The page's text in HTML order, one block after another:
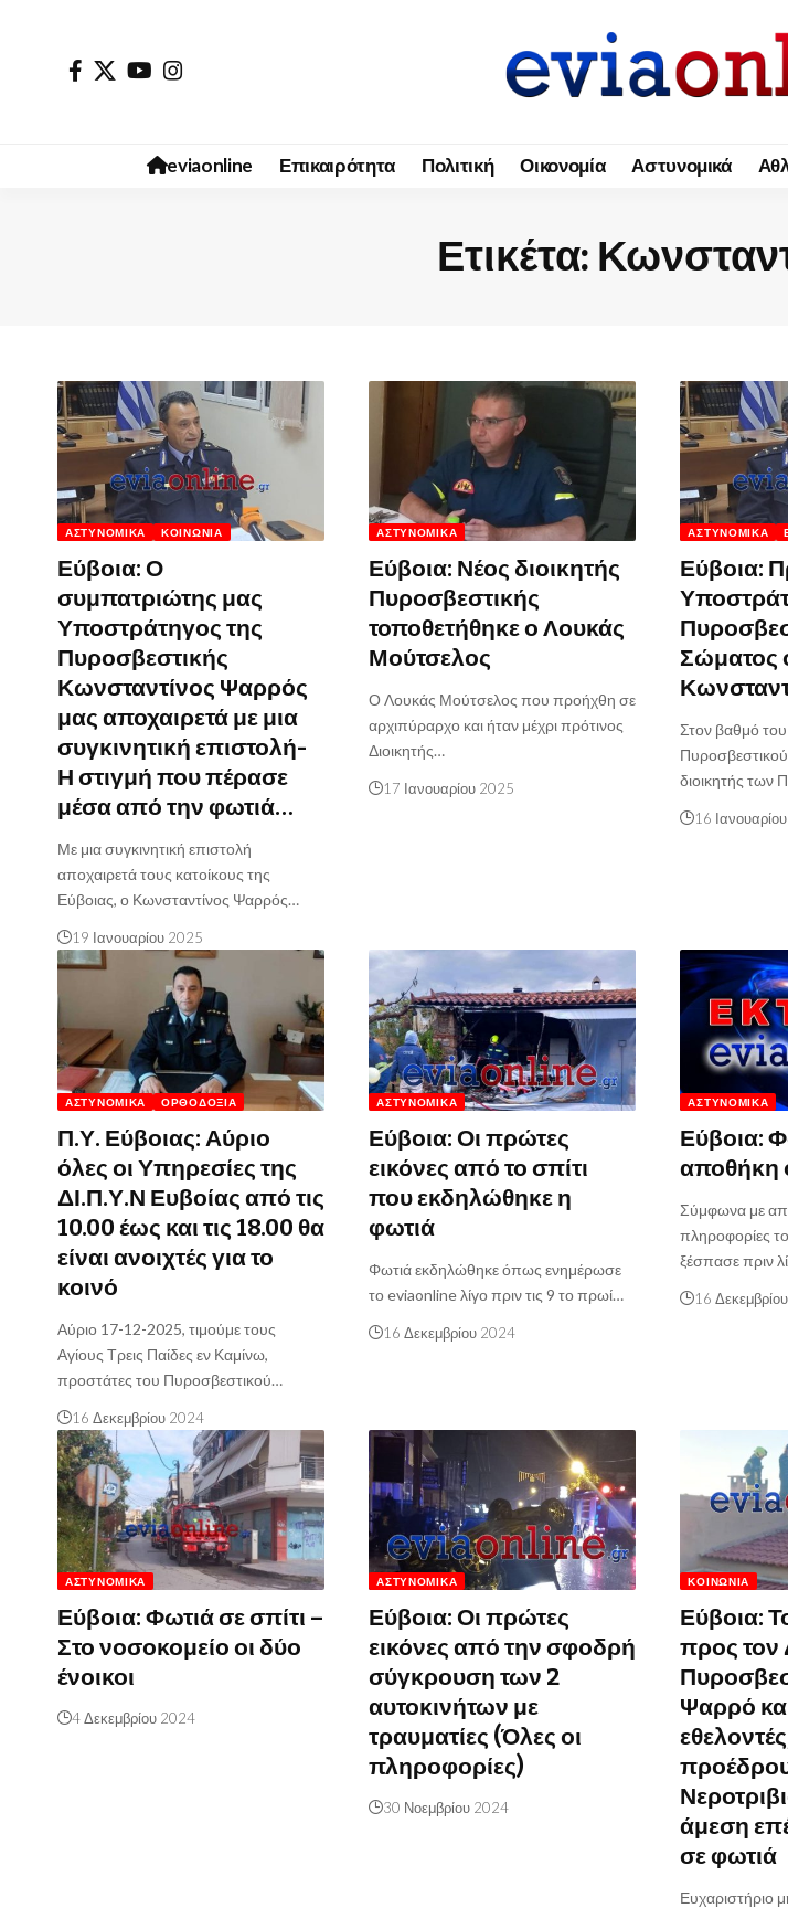
eviaonline Επικαιρότητα Πολιτική Οικονομία Αστυνομικά
Ετικέτα:
ΑΣΤΥΝΟΜΙΚΆ ΚΟΙΝΩΝΊΑ
Εύβοια: Ο
συμπατριώτης μας
Υποστράτηγος της
Πυροσβεστικής
Κωνσταντίνος Ψαρρός
μας αποχαιρετά με μια
συγκινητική επιστολή-
Η στιγμή που πέρασε
μέσα από την φωτιά…
Με μια συγκινητική επιστολή
αποχαιρετά τους κατοίκους της
Εύβοιας, ο Κωνσταντίνος Ψαρρός…
19 Ιανουαρίου 2025
ΑΣΤΥΝΟΜΙΚΆ
Εύβοια: Νέος διοικητής
Πυροσβεστικής
τοποθετήθηκε ο Λουκάς
Μούτσελος
Ο Λουκάς Μούτσελος που προήχθη σε
αρχιπύραρχο και ήταν μέχρι πρότινος
Διοικητής…
17 Ιανουαρίου 2025
ΑΣΤΥΝΟΜΙΚΆ
Εύβοια:
Σώματος
Στον βαθμό
διοικητής των
16
ΑΣΤΥΝΟΜΙΚΆ ΟΡΘΟΔΟΞΊΑ
Π.Υ. Εύβοιας: Αύριο
όλες οι Υπηρεσίες της
ΔΙ.Π.Υ.Ν Ευβοίας από τις
10.00 έως και τις 18.00 θα
είναι ανοιχτές για το
κοινό
Αύριο 17-12-2025, τιμούμε τους
Αγίους Τρεις Παίδες εν Καμίνω,
προστάτες του Πυροσβεστικού…
16 Δεκεμβρίου 2024
ΑΣΤΥΝΟΜΙΚΆ
Εύβοια: Οι πρώτες
εικόνες από το σπίτι
που εκδηλώθηκε η
φωτιά
Φωτιά εκδηλώθηκε όπως ενημέρωσε
το eviaonline λίγο πριν τις 9 το πρωί…
16 Δεκεμβρίου 2024
ΑΣΤΥΝΟΜΙΚΆ
Εύβοια:
αποθήκη
Σύμφωνα με
πληροφορίες
ξέσπασε πριν
16
ΑΣΤΥΝΟΜΙΚΆ
Εύβοια: Φωτιά σε σπίτι –
Στο νοσοκομείο οι δύο
ένοικοι
4 Δεκεμβρίου 2024
ΑΣΤΥΝΟΜΙΚΆ
Εύβοια: Οι πρώτες
εικόνες από την σφοδρή
σύγκρουση των 2
αυτοκινήτων με
τραυματίες (Όλες οι
πληροφορίες)
30 Νοεμβρίου 2024
ΚΟΙΝΩΝΊΑ
Εύβοια:
προς τον
Ψαρρό
άμεση
σε φωτιά
Ευχαριστήριο